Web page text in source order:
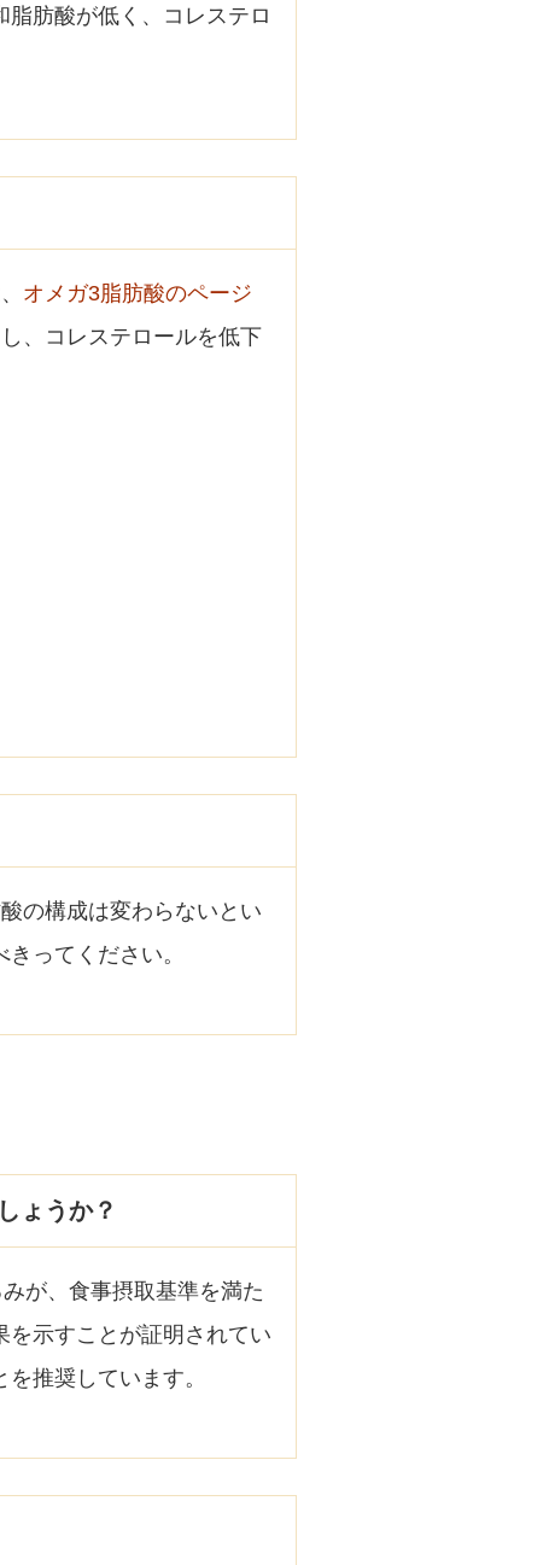
肪酸が低く、コレステロ
オメガ3脂肪酸のページ
、コレステロールを低下
の構成は変わらないとい
ってください。
ょうか？
が、食事摂取基準を満た
示すことが証明されてい
推奨しています。